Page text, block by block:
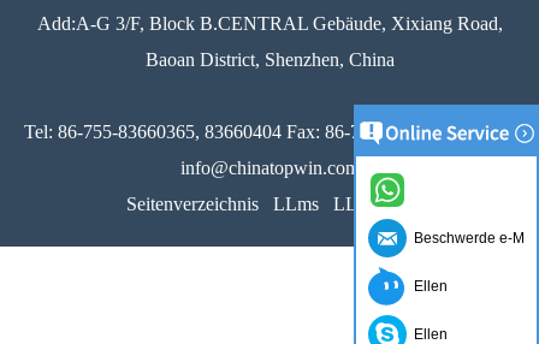
Add:A-G 3/F, Block B.CENTRAL Gebäude, Xixiang Road,
Baoan District, Shenzhen, China
Tel: 86-755-83660365, 83660404 Fax: 86-755-83660251 Email:
info@chinatopwin.com
Seitenverzeichnis
LLms LLms voll
Beschwerde e-Mail
Ellen
Ellen